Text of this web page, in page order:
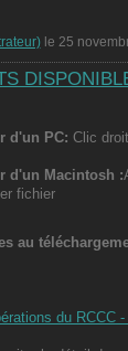
le 25
d'un PC: Clic
d'un Macintosh :
fichier
au
du RCCC